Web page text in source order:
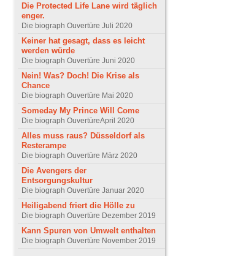
Die Protected Life Lane wird täglich
enger.
Die biograph Ouvertüre Juli 2020
Keiner hat gesagt, dass es leicht
werden würde
Die biograph Ouvertüre Juni 2020
Nein! Was? Doch! Die Krise als
Chance
Die biograph Ouvertüre Mai 2020
Someday My Prince Will Come
Die biograph OuvertüreApril 2020
Alles muss raus? Düsseldorf als
Resterampe
Die biograph Ouvertüre März 2020
Die Avengers der
Entsorgungskultur
Die biograph Ouvertüre Januar 2020
Heiligabend friert die Hölle zu
Die biograph Ouvertüre Dezember 2019
Kann Spuren von Umwelt enthalten
Die biograph Ouvertüre November 2019